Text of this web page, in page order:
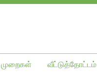
வீட்டுத்தோட்டம்